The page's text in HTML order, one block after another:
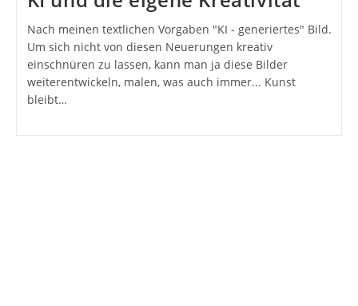
Nach meinen textlichen Vorgaben "KI - generiertes" Bild.
Um sich nicht von diesen Neuerungen kreativ
einschnüren zu lassen, kann man ja diese Bilder
weiterentwickeln, malen, was auch immer... Kunst
bleibt…